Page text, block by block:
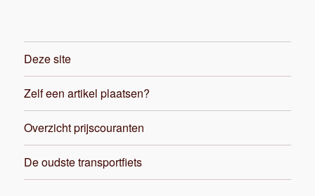
Deze site
Zelf een artikel plaatsen?
Overzicht prijscouranten
De oudste transportfiets